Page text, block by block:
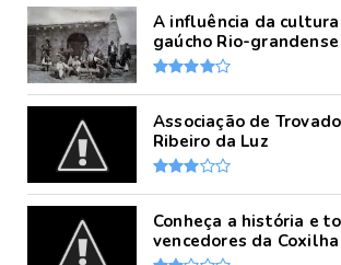
A influência da
gaúcho Rio-grandense
Associação de
Ribeiro da Luz
Conheça a história e
vencedores da